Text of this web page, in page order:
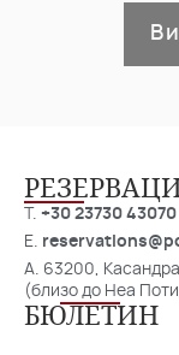
T. +30 23730 43070
E.
A. 63200,
(близо до Неа
БЮЛЕТИН